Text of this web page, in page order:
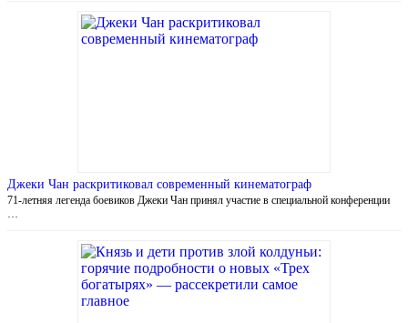
Джеки Чан раскритиковал современный кинематограф
71-летняя легенда боевиков Джеки Чан принял участие в специальной конференции